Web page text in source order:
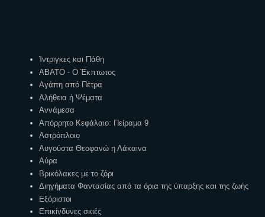
Ίντριγκες και Πάθη
ΑΒΑΤΟ - Ο Έκπτωτος
Αγάπη από Πέτρα
Αλήθεια ή Ψέματα
Αννάμεσα
Απόρρητο Κεφάλαιο: Πείραμα 9
Αστρόπλοιο
Αυγούστα Θεοφανώ η Λάκαινα
Αύρα
Βρικόλακες με το ζόρι
Διηγήματα Φαντασίας από τα όρια της ύπαρξης και της ζωής
Εξόριστοι
Επικίνδυνες σκιές